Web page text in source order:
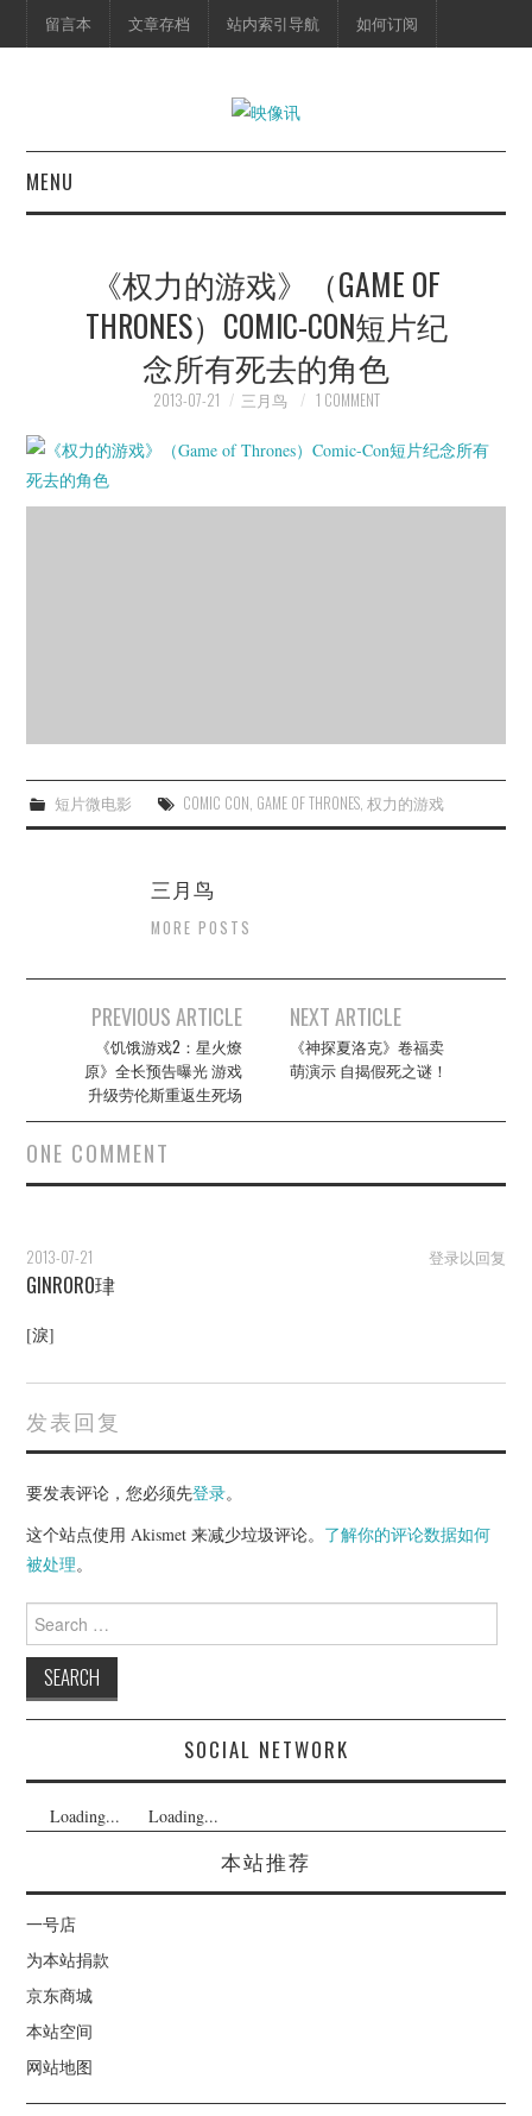
留言本 文章存档 站内索引导航 如何订阅
MENU
映像快讯
脱口秀
《权力的游戏》（GAME OF
THRONES）COMIC-CON短片纪
念所有死去的角色
2013-07-21 三月鸟 1 COMMENT
短片微电影 COMIC CON, GAME OF THRONES, 权力的游戏
三月鸟
MORE POSTS
navigation
PREVIOUS ARTICLE
《饥饿游戏2：星火燎
原》全长预告曝光 游戏
升级劳伦斯重返生死场
NEXT ARTICLE
《神探夏洛克》卷福卖
萌演示 自揭假死之谜！
ONE COMMENT
登录以回复
2013-07-21
GINRORO珒
[淚]
发表回复
要发表评论，您必须先登录。
这个站点使用 Akismet 来减少垃圾评论。 了解你的评论数据如何
被处理。
Search
for:
SOCIAL NETWORK
Loading... Loading...
本站推荐
一号店
为本站捐款
京东商城
本站空间
网站地图